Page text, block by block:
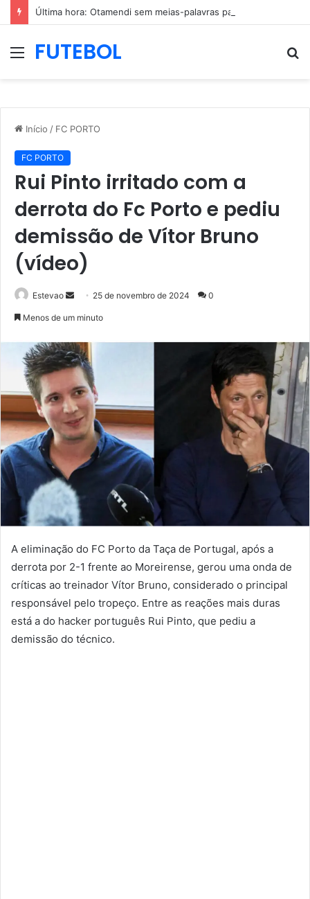
MenuFUTEBOL
Início / FC PORTO
FC PORTO
Rui Pinto irritado com a
derrota do Fc Porto e pediu
demissão de Vítor Bruno
(vídeo)
Estevao
Mande
mail
25 de novembro de 2024 0
Menos de um minuto
A eliminação do FC Porto da Taça de Portugal, após a
derrota por 2-1 frente ao Moreirense, gerou uma onda de
críticas ao treinador Vítor Bruno, considerado o principal
responsável pelo tropeço. Entre as reações mais duras
está a do hacker português Rui Pinto, que pediu a
demissão do técnico.